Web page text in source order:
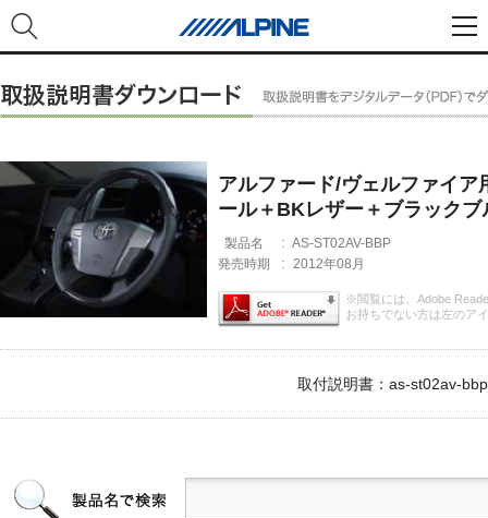
アルファード/ヴェルファイ
ール＋BKレザー＋ブラックブ
製品名 : AS-ST02AV-BBP
発売時期
: 2012年08月
※閲覧には、Adobe
お持ちでない方は左のア
取付説明書：as-st02av-